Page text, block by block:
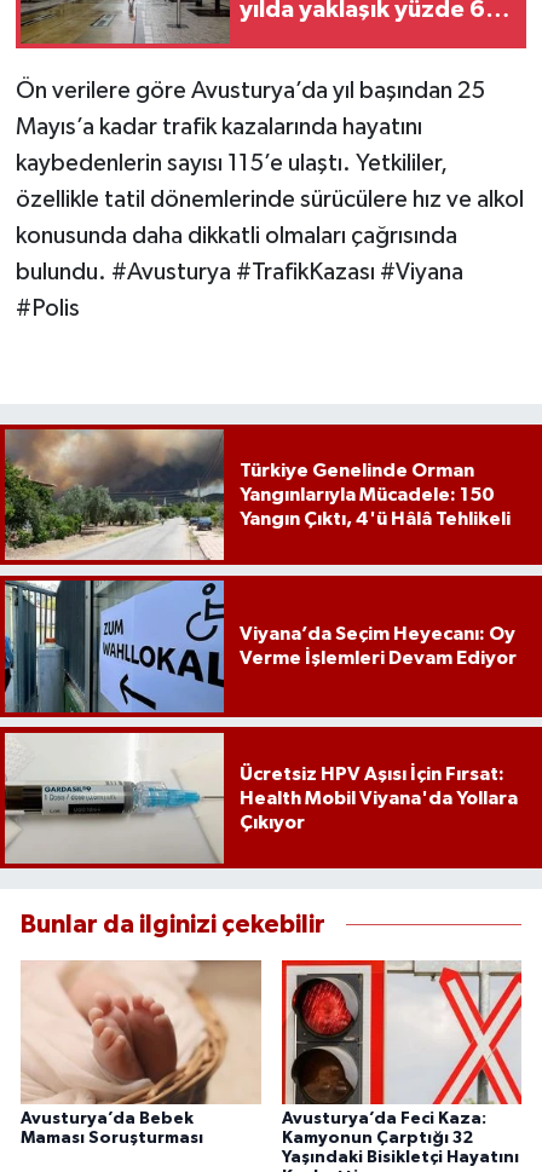
yılda yaklaşık yüzde 65
Ön verilere göre Avusturya’da yıl başından 25
Mayıs’a kadar trafik kazalarında hayatını
kaybedenlerin sayısı 115’e ulaştı. Yetkililer,
özellikle tatil dönemlerinde sürücülere hız ve alkol
konusunda daha dikkatli olmaları çağrısında
bulundu. #Avusturya #TrafikKazası #Viyana
#Polis
Türkiye Genelinde Orman
Yangınlarıyla Mücadele: 150
Yangın Çıktı, 4'ü Hâlâ Tehlikeli
Viyana’da Seçim Heyecanı: Oy
Verme İşlemleri Devam Ediyor
Ücretsiz HPV Aşısı İçin Fırsat:
Health Mobil Viyana'da Yollara
Çıkıyor
Bunlar da ilginizi çekebilir
Avusturya’da Bebek
Maması Soruşturması
Avusturya’da Feci Kaza:
Kamyonun Çarptığı 32
Yaşındaki Bisikletçi Hayatını